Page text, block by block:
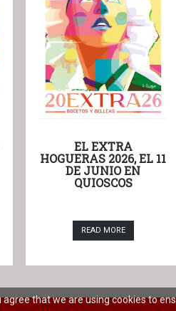
EL EXTRA
HOGUERAS 2026, EL 11
DE JUNIO EN
QUIOSCOS
READ MORE
that we are using cookies to